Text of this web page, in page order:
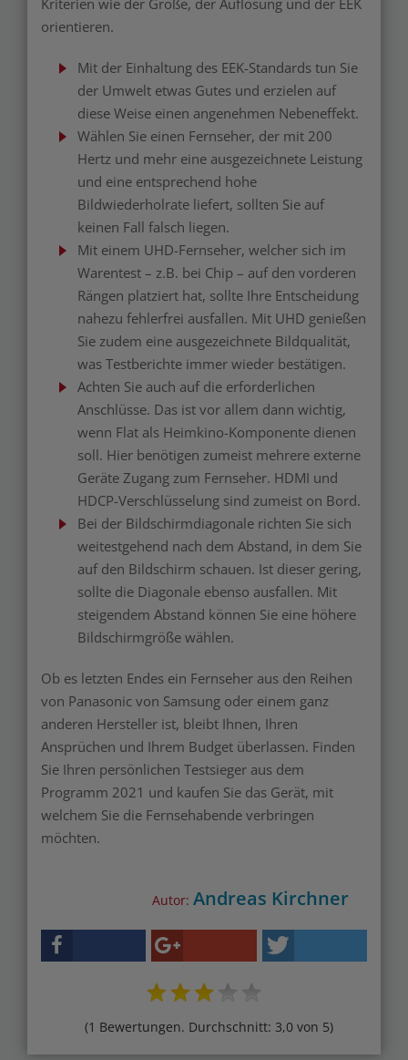
Kriterien wie der Größe, der Auflösung und der EEK
orientieren.
Mit der Einhaltung des EEK-Standards tun Sie
der Umwelt etwas Gutes und erzielen auf
diese Weise einen angenehmen Nebeneffekt.
Wählen Sie einen Fernseher, der mit 200
Hertz und mehr eine ausgezeichnete Leistung
und eine entsprechend hohe
Bildwiederholrate liefert, sollten Sie auf
keinen Fall falsch liegen.
Mit einem UHD-Fernseher, welcher sich im
Warentest – z.B. bei Chip – auf den vorderen
Rängen platziert hat, sollte Ihre Entscheidung
nahezu fehlerfrei ausfallen. Mit UHD genießen
Sie zudem eine ausgezeichnete Bildqualität,
was Testberichte immer wieder bestätigen.
Achten Sie auch auf die erforderlichen
Anschlüsse. Das ist vor allem dann wichtig,
wenn Flat als Heimkino-Komponente dienen
soll. Hier benötigen zumeist mehrere externe
Geräte Zugang zum Fernseher. HDMI und
HDCP-Verschlüsselung sind zumeist on Bord.
Bei der Bildschirmdiagonale richten Sie sich
weitestgehend nach dem Abstand, in dem Sie
auf den Bildschirm schauen. Ist dieser gering,
sollte die Diagonale ebenso ausfallen. Mit
steigendem Abstand können Sie eine höhere
Bildschirmgröße wählen.
Ob es letzten Endes ein Fernseher aus den Reihen
von Panasonic von Samsung oder einem ganz
anderen Hersteller ist, bleibt Ihnen, Ihren
Ansprüchen und Ihrem Budget überlassen. Finden
Sie Ihren persönlichen Testsieger aus dem
Programm 2021 und kaufen Sie das Gerät, mit
welchem Sie die Fernsehabende verbringen
möchten.
Autor: Andreas Kirchner
(1 Bewertungen. Durchschnitt: 3,0 von 5)